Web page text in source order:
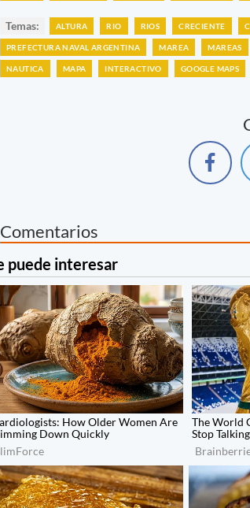
Temas: ALTURA RIO RIOS CRECIENTE
PREFECTURA NAVAL ARGENTINA MAREA MAREAS
NAUTICA MAPA INTERACTIVO GOOGLE MAPS
Comentarios